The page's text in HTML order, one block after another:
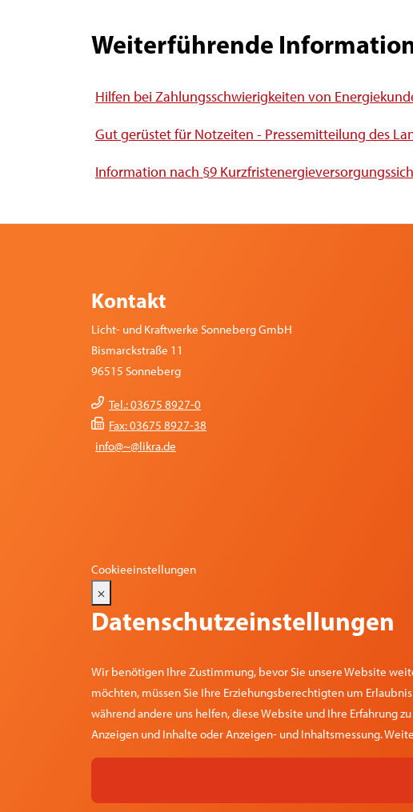
Weiterführende
Hilfen bei Zahlungsschwierigkeiten von
Gut gerüstet für Notzeiten - Pressemitteilung des
Information nach §9
Kontakt
Licht- und Kraftwerke Sonneberg GmbH
Bismarckstraße 11
96515 Sonneberg
Tel.: 03675 8927-0
Fax: 03675 8927-38
info@~@likra.de
Cookieeinstellungen
×
Datenschutzeinstellungen
Wir benötigen Ihre Zustimmung, bevor Sie unsere Website
möchten, müssen Sie Ihre Erziehungsberechtigten um
während andere uns helfen, diese Website und Ihre Erfahrung
Anzeigen und Inhalte oder Anzeigen- und Inhaltsmessung.